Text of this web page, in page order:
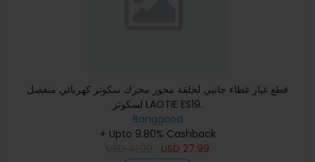
قطع غيار غطاء جانبي لحلقة محور محرك سكوتر كهربائي منفصل
لسكوتر LAOTIE ES19.
Banggood
+ Upto 9.80% Cashback
USD 27.99